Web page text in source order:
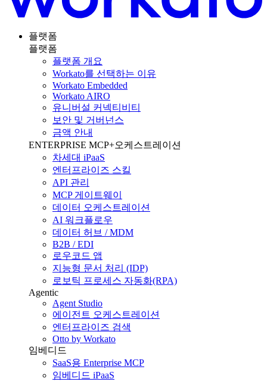
플랫폼
플랫폼
플랫폼 개요
Workato를 선택하는 이유
Workato Embedded
Workato AIRO
유니버설 커넥티비티
보안 및 거버넌스
금액 안내
ENTERPRISE MCP+오케스트레이션
차세대 iPaaS
엔터프라이즈 스킬
API 관리
MCP 게이트웨이
데이터 오케스트레이션
AI 워크플로우
데이터 허브 / MDM
B2B / EDI
로우코드 앱
지능형 문서 처리 (IDP)
로보틱 프로세스 자동화(RPA)
Agentic
Agent Studio
에이전트 오케스트레이션
엔터프라이즈 검색
Otto by Workato
임베디드
SaaS용 Enterprise MCP
임베디드 iPaaS